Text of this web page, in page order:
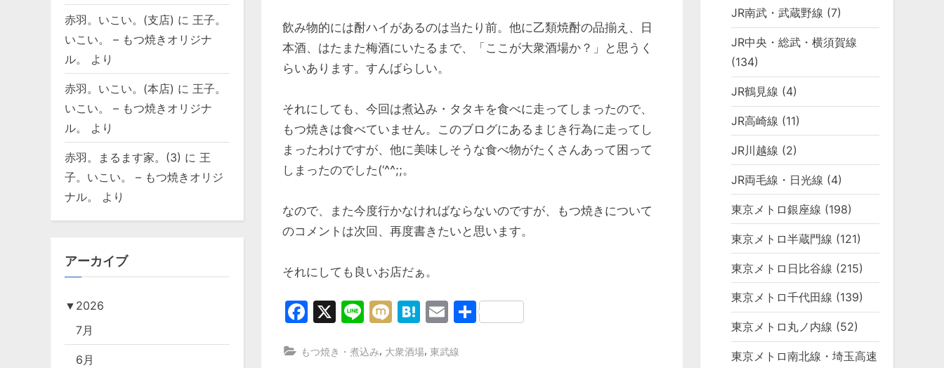
飲み物的には酎ハイがあるのは当たり前。他に乙類焼酎の品揃え、日
本酒、はたまた梅酒にいたるまで、「ここが大衆酒場か？」と思うく
らいあります。すんばらしい。
それにしても、今回は煮込み・タタキを食べに走ってしまったので、
もつ焼きは食べていません。このブログにあるまじき行為に走ってし
まったわけですが、他に美味しそうな食べ物がたくさんあって困って
しまったのでした(‘^^;;。
なので、また今度行かなければならないのですが、もつ焼きについて
のコメントは次回、再度書きたいと思います。
それにしても良いお店だぁ。
Facebook
X LineMixiHatena
Email
共
もつ焼き・煮込み, 大衆酒場, 東武線
赤羽。いこい。(支店) に 王子。
いこい。 – もつ焼きオリジナ
ル。
より
赤羽。いこい。(本店) に 王子。
いこい。 – もつ焼きオリジナ
ル。
より
赤羽。まるます家。(3) に 王
子。いこい。 – もつ焼きオリジ
ナル。
より
アーカイブ
▼ 2026
7月
6月
JR南武・武蔵野線 (7)
JR中央・総武・横須賀線
(134)
JR鶴見線 (4)
JR高崎線 (11)
JR川越線 (2)
JR両毛線・日光線 (4)
東京メトロ銀座線 (198)
東京メトロ半蔵門線 (121)
東京メトロ日比谷線 (215)
東京メトロ千代田線 (139)
東京メトロ丸ノ内線 (52)
東京メトロ南北線・埼玉高速